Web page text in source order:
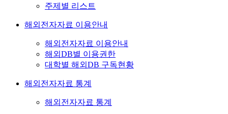
주제별 리스트
해외전자자료 이용안내
해외전자자료 이용안내
해외DB별 이용권한
대학별 해외DB 구독현황
해외전자자료 통계
해외전자자료 통계